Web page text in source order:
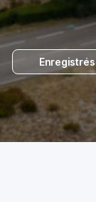
Enregistrés